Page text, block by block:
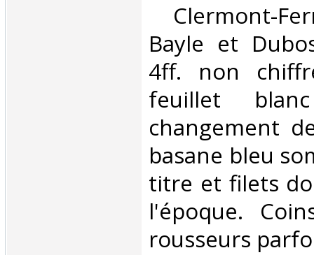
Clermont-
Bayle et
4ff. non
feuillet
changement
basane bleu
titre et filets
l'époque.
rousseurs